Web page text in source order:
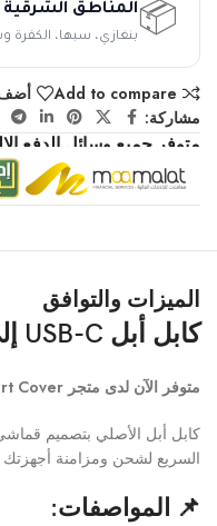
📦المناطق
بنغازي، سبها، الكفرة
Add to compare
أضف
مشاركة:
متوفر جميع وسائل الدفع
الميزات والتوافق
كابل أبل USB-C إلى USB-C (1 متر)
متوفر الآن لدى متجر Smart Cover ✨
كابل أبل الأصلي بتصميم قماشي
السريع لشحن ومزامنة أجهزتك
📌 المواصفات: